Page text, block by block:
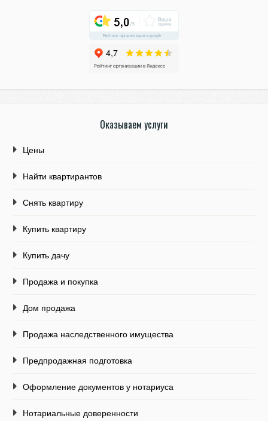
Оказываем услуги
Цены
Найти квартирантов
Снять квартиру
Купить квартиру
Купить дачу
Продажа и покупка
Дом продажа
Продажа наследственного имущества
Предпродажная подготовка
Оформление документов у нотариуса
Нотариальные доверенности